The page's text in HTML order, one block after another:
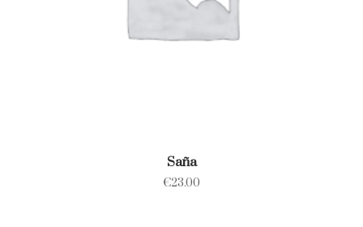
Saña
€23.00